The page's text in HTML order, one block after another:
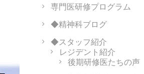
専門医研修プログラム
◆精神科ブログ
◆スタッフ紹介
レジデント紹介
後期研修医たちの声